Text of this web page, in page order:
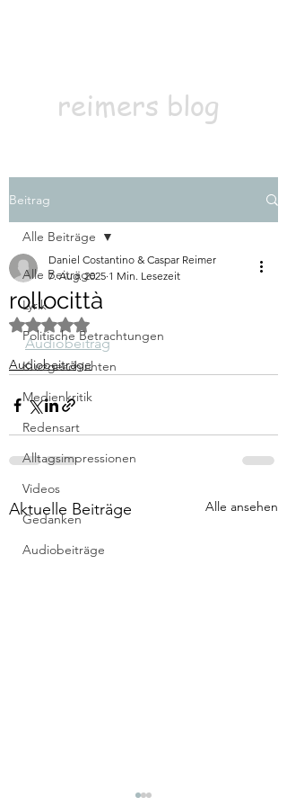
reimers blog
Beitrag
Alle Beiträge
Lyrik
Politische Betrachtungen
Kurzgeschichten
Medienkritik
Redensart
Alltagsimpressionen
Videos
Gedanken
Audiobeiträge
Alle Beiträge
rollocittà
Daniel Costantino & Caspar Reimer
7. Aug. 2025 1 Min. Lesezeit
Mit NaN von 5 Sternen bewertet.
Audiobeitrag
Audiobeiträge
Aktuelle Beiträge Alle ansehen